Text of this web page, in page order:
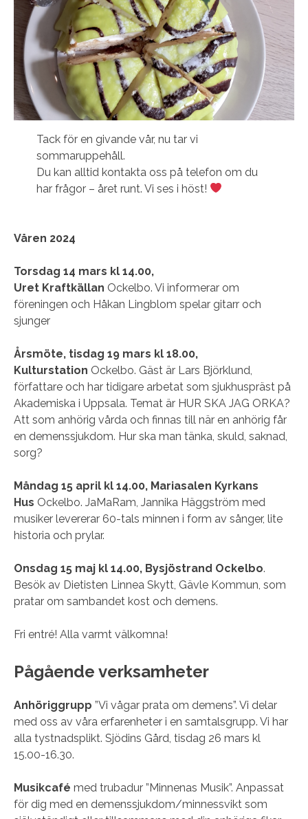
Tack för en givande vår, nu tar vi
sommaruppehåll.
Du kan alltid kontakta oss på telefon om du
har frågor – året runt. Vi ses i höst!
Våren 2024
Torsdag 14 mars kl 14.00,
Uret Kraftkällan Ockelbo. Vi informerar om
föreningen och Håkan Lingblom spelar gitarr och
sjunger
Årsmöte, tisdag 19 mars kl 18.00,
Kulturstation Ockelbo. Gäst är Lars Björklund,
författare och har tidigare arbetat som sjukhuspräst på
Akademiska i Uppsala. Temat är HUR SKA JAG ORKA?
Att som anhörig vårda och finnas till när en anhörig får
en demenssjukdom. Hur ska man tänka, skuld, saknad,
sorg?
Måndag 15 april kl 14.00, Mariasalen Kyrkans
Hus Ockelbo. JaMaRam, Jannika Häggström med
musiker levererar 60-tals minnen i form av sånger, lite
historia och prylar.
Onsdag 15 maj kl 14.00, Bysjöstrand Ockelbo.
Besök av Dietisten Linnea Skytt, Gävle Kommun, som
pratar om sambandet kost och demens.
Fri entré! Alla varmt välkomna!
Pågående verksamheter
Anhöriggrupp ”Vi vågar prata om demens”. Vi delar
med oss av våra erfarenheter i en samtalsgrupp. Vi har
alla tystnadsplikt. Sjödins Gård, tisdag 26 mars kl
15.00-16.30.
Musikcafé med trubadur ”Minnenas Musik”. Anpassat
för dig med en demenssjukdom/minnessvikt som